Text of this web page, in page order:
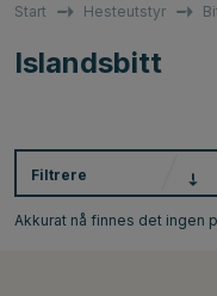
Start Hesteutstyr
Islandsbitt
Filtrere
Akkurat nå finnes det ingen